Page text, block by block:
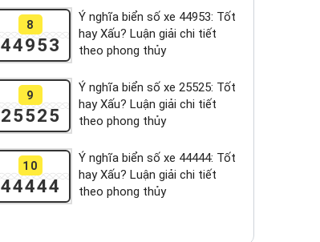
8
44953
Ý nghĩa biển số xe 44953: Tốt
hay Xấu? Luận giải chi tiết
theo phong thủy
9
25525
Ý nghĩa biển số xe 25525: Tốt
hay Xấu? Luận giải chi tiết
theo phong thủy
10
44444
Ý nghĩa biển số xe 44444: Tốt
hay Xấu? Luận giải chi tiết
theo phong thủy